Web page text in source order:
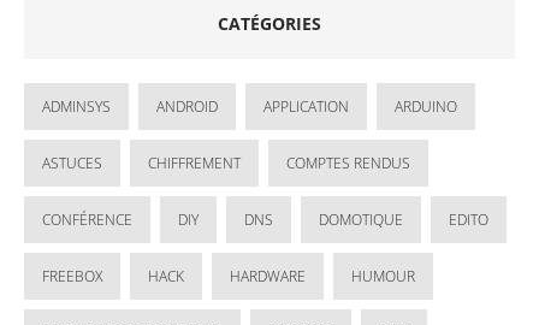
CATÉGORIES
ADMINSYS ANDROID APPLICATION ARDUINO
ASTUCES CHIFFREMENT COMPTES RENDUS
CONFÉRENCE DIY DNS DOMOTIQUE EDITO
FREEBOX HACK HARDWARE HUMOUR